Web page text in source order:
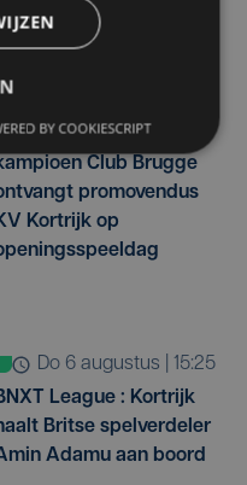
derby:
Club Brugge
promovendus
Kortrijk op
do 6 augustus | 15:25
League : Kortrijk
Britse spelverdeler
Adamu aan boord
BY COOKIESCRIPT